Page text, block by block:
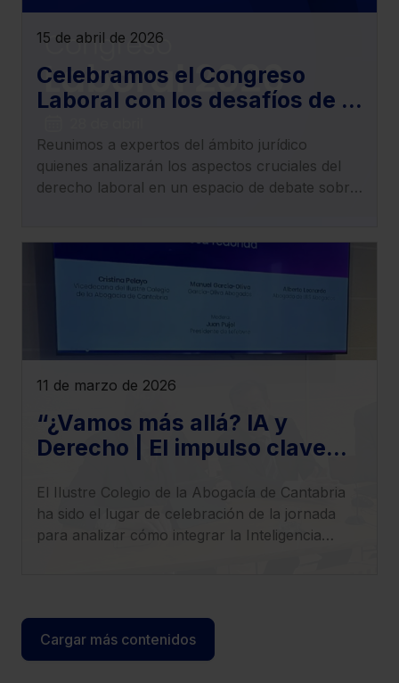
15 de abril de 2026
Celebramos el Congreso
Laboral con los desafíos de la
laboral, empleo, trabajo y
Seguridad Social
Reunimos a expertos del ámbito jurídico
quienes analizarán los aspectos cruciales del
derecho laboral en un espacio de debate sobre
11 de marzo de 2026
“¿Vamos más allá? IA y
Derecho | El impulso clave
siguiente nivel”,
El Ilustre Colegio de la Abogacía de Cantabria
ha sido el lugar de celebración de la jornada
para analizar cómo integrar la Inteligencia
Cargar más contenidos